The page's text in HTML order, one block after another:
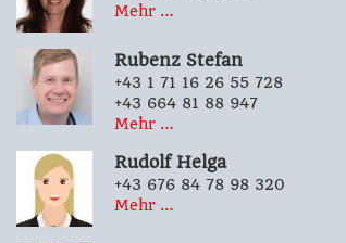
Mehr …
Rubenz Stefan
+43 1 71 16 26 55 728
+43 664 81 88 947
Mehr …
Rudolf Helga
+43 676 84 78 98 320
Mehr …